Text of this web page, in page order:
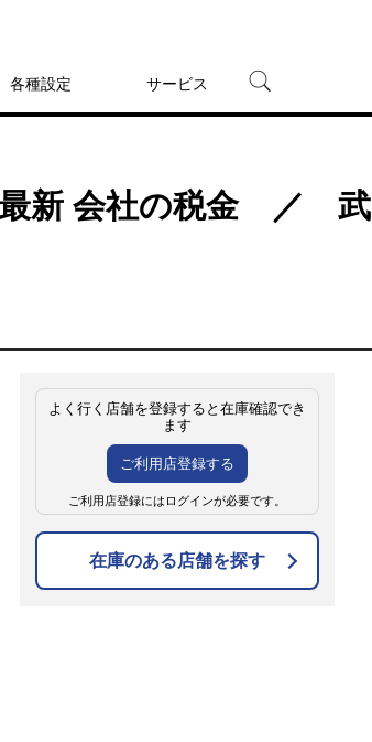
各種設定 サービス
TSUTAYAプレミアムNEXT
最新 会社の税金 ／ 武
よく行く店舗を登録すると在庫確認でき
ます
ご利用店登録する
ご利用店登録にはログインが必要です。
在庫のある店舗を探す